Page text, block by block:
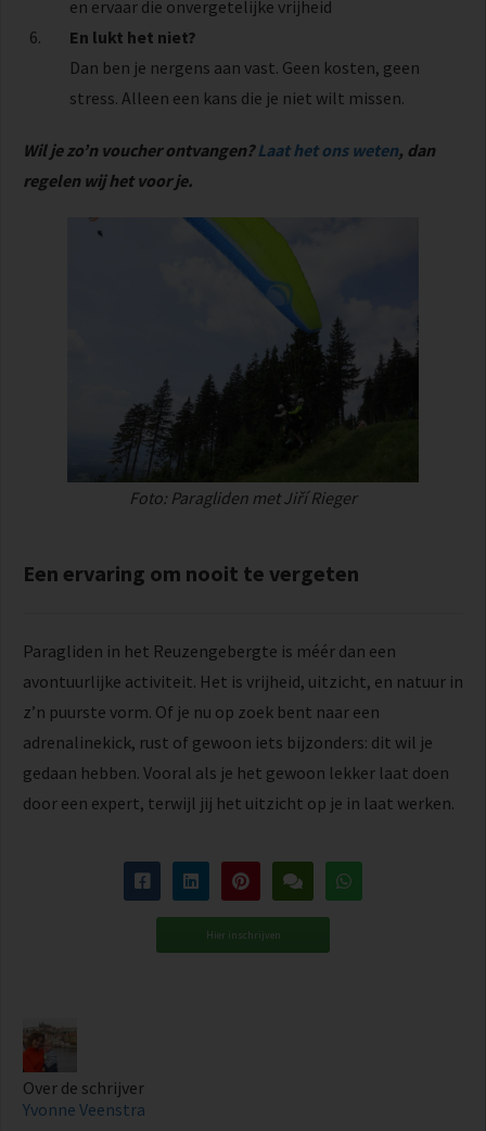
en ervaar die onvergetelijke vrijheid
En lukt het niet?
Dan ben je nergens aan vast. Geen kosten, geen
stress. Alleen een kans die je niet wilt missen.
Wil je zo’n voucher ontvangen?Laat het ons weten, dan
regelen wij het voor je.
Foto: Paragliden met Jiří Rieger
Een ervaring om nooit te vergeten
Paragliden in het Reuzengebergte is méér dan een
avontuurlijke activiteit. Het is vrijheid, uitzicht, en natuur in
z’n puurste vorm. Of je nu op zoek bent naar een
adrenalinekick, rust of gewoon iets bijzonders: dit wil je
gedaan hebben. Vooral als je het gewoon lekker laat doen
door een expert, terwijl jij het uitzicht op je in laat werken.
Hier inschrijven
Over de schrijver
Yvonne Veenstra